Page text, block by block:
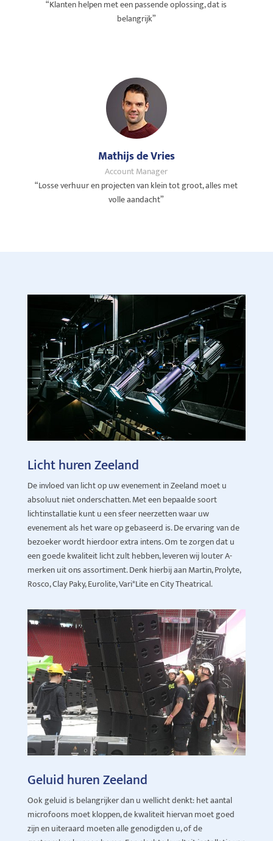
“Klanten helpen met een passende oplossing, dat is
belangrijk”
Mathijs de Vries
Account Manager
“Losse verhuur en projecten van klein tot groot, alles met
volle aandacht”
Licht huren Zeeland
De invloed van licht op uw evenement in Zeeland moet u
absoluut niet onderschatten. Met een bepaalde soort
lichtinstallatie kunt u een sfeer neerzetten waar uw
evenement als het ware op gebaseerd is. De ervaring van de
bezoeker wordt hierdoor extra intens. Om te zorgen dat u
een goede kwaliteit licht zult hebben, leveren wij louter A-
merken uit ons assortiment. Denk hierbij aan Martin, Prolyte,
Rosco, Clay Paky, Eurolite, Vari*Lite en City Theatrical.
Geluid huren Zeeland
Ook geluid is belangrijker dan u wellicht denkt: het aantal
microfoons moet kloppen, de kwaliteit hiervan moet goed
zijn en uiteraard moeten alle genodigden u, of de